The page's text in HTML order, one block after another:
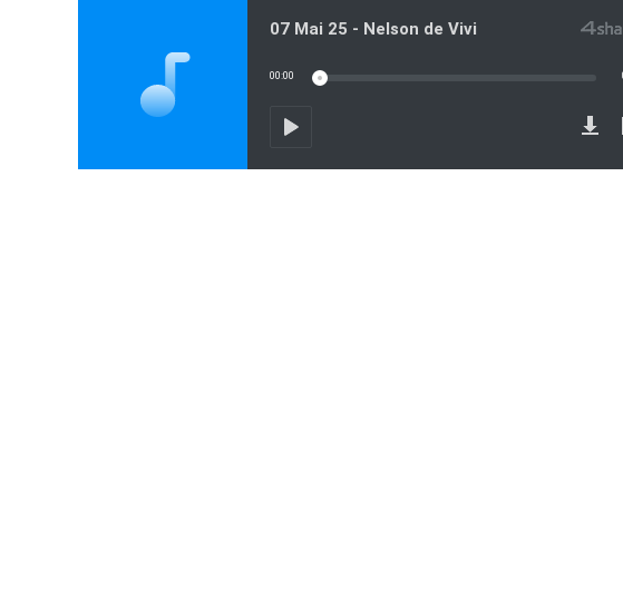
07 Mai 25 - Nelson de Vivi
00:00